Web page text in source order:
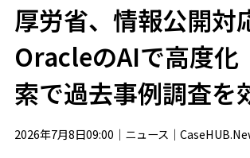
厚労省、情報公開対
OracleのAIで高度
索で過去事例調査を
2026年7月8日09:00｜ ニュース ｜